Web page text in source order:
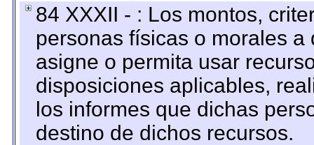
84 XXXII - : Los montos,
personas físicas o morales
asigne o permita usar
disposiciones aplicables,
los informes que dichas
destino de dichos recursos.